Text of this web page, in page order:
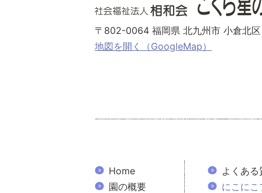
〒802-0064 福岡県 北九州市 小倉北
地図を開く（GoogleMap）
Home
園の概要
よくある
にこにこ